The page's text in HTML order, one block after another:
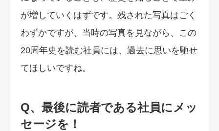
が増していくはずです。残された写真はごく
わずかですが、当時の写真を見ながら、この
20周年史を読む社員には、過去に思いを馳せ
てほしいですね。
Q、最後に読者である社員にメッ
セージを！